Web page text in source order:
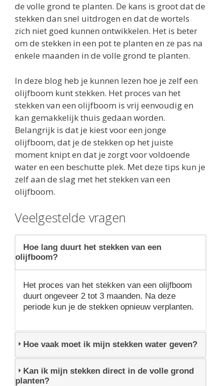
de volle grond te planten. De kans is groot dat de
stekken dan snel uitdrogen en dat de wortels
zich niet goed kunnen ontwikkelen. Het is beter
om de stekken in een pot te planten en ze pas na
enkele maanden in de volle grond te planten.
In deze blog heb je kunnen lezen hoe je zelf een
olijfboom kunt stekken. Het proces van het
stekken van een olijfboom is vrij eenvoudig en
kan gemakkelijk thuis gedaan worden.
Belangrijk is dat je kiest voor een jonge
olijfboom, dat je de stekken op het juiste
moment knipt en dat je zorgt voor voldoende
water en een beschutte plek. Met deze tips kun je
zelf aan de slag met het stekken van een
olijfboom.
Veelgestelde vragen
Hoe lang duurt het stekken van een
olijfboom?
Het proces van het stekken van een olijfboom
duurt ongeveer 2 tot 3 maanden. Na deze
periode kun je de stekken opnieuw verplanten.
Hoe vaak moet ik mijn stekken water geven?
Kan ik mijn stekken direct in de volle grond
planten?